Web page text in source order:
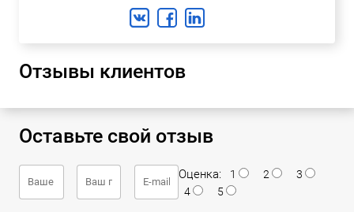
Отзывы клиентов
Оставьте свой отзыв
Оценка: 1 2
3
4
5